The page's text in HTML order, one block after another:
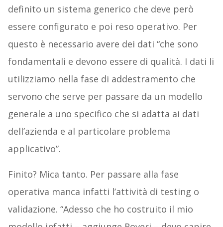
definito un sistema generico che deve però
essere configurato e poi reso operativo. Per
questo è necessario avere dei dati “che sono
fondamentali e devono essere di qualità. I dati li
utilizziamo nella fase di addestramento che
servono che serve per passare da un modello
generale a uno specifico che si adatta ai dati
dell’azienda e al particolare problema
applicativo”.
Finito? Mica tanto. Per passare alla fase
operativa manca infatti l’attività di testing o
validazione. “Adesso che ho costruito il mio